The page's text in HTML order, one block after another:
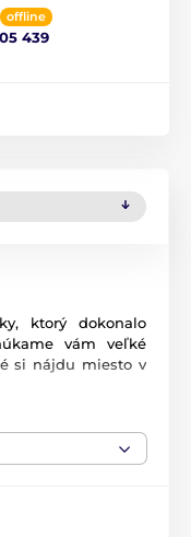
offline
439
ktorý dokonalo
vám veľké
si nájdu miesto v